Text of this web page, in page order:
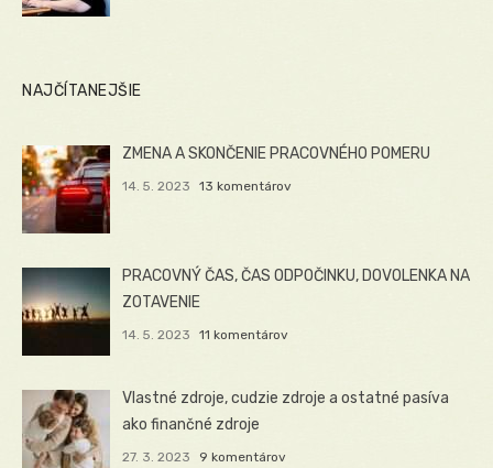
NAJČÍTANEJŠIE
ZMENA A SKONČENIE PRACOVNÉHO POMERU
14. 5. 2023 13 komentárov
PRACOVNÝ ČAS, ČAS ODPOČINKU, DOVOLENKA NA
ZOTAVENIE
14. 5. 2023 11 komentárov
Vlastné zdroje, cudzie zdroje a ostatné pasíva
ako finančné zdroje
27. 3. 2023 9 komentárov